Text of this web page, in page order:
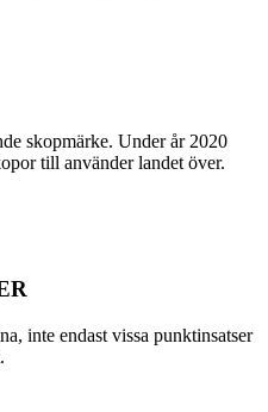
skopmärke. Under år 2020
till använder landet över.
inte endast vissa punktinsatser